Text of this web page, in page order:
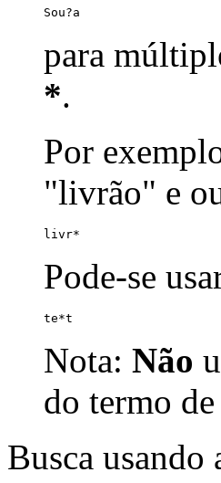
Sou?a
para
*.
Por
"livrão" e
livr*
Pode-se
te*t
Nota: Não
do termo de
Busca